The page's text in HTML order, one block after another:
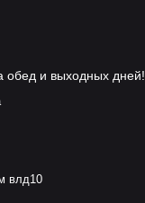
обед и выходных дней!
влд10